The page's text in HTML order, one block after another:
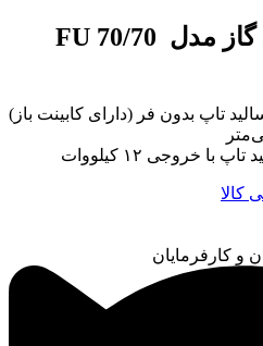
مدل FU 70/70
تاپ بدون فر (دارای کابینت باز)
با خروجی ۱۲ کیلووات
کالا
و کارفرمایان